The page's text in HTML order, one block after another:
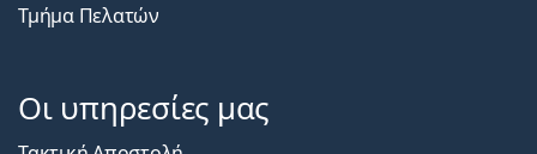
Τμήμα Πελατών
Οι υπηρεσίες μας